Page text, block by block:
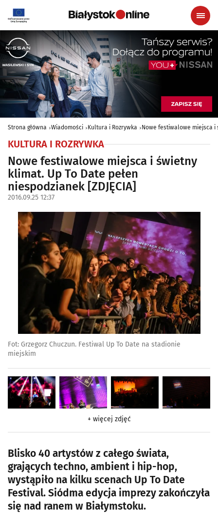
Strona główna Wiadomości Kultura i Rozrywka Nowe festiwalowe miejsca i
KULTURA I ROZRYWKA
Nowe festiwalowe miejsca i świetny
klimat. Up To Date pełen
niespodzianek [ZDJĘCIA]
2016.09.25 12:37
Fot: Grzegorz Chuczun. Festiwal Up To Date na stadionie
miejskim
+ więcej zdjęć
Blisko 40 artystów z całego świata,
grających techno, ambient i hip-hop,
wystąpiło na kilku scenach Up To Date
Festival. Siódma edycja imprezy zakończyła
się nad ranem w Białymstoku.